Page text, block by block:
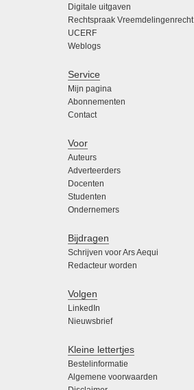
Digitale uitgaven
Rechtspraak Vreemdelingenrecht
UCERF
Weblogs
Service
Mijn pagina
Abonnementen
Contact
Voor
Auteurs
Adverteerders
Docenten
Studenten
Ondernemers
Bijdragen
Schrijven voor Ars Aequi
Redacteur worden
Volgen
LinkedIn
Nieuwsbrief
Kleine lettertjes
Bestelinformatie
Algemene voorwaarden